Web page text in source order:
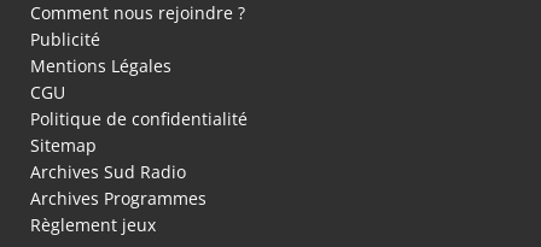
Comment nous rejoindre ?
Publicité
Mentions Légales
CGU
Politique de confidentialité
Sitemap
Archives Sud Radio
Archives Programmes
Règlement jeux